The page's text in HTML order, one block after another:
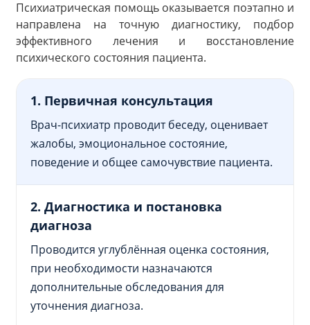
Психиатрическая помощь оказывается поэтапно и
направлена на точную диагностику, подбор
эффективного лечения и восстановление
психического состояния пациента.
1. Первичная консультация
Врач-психиатр проводит беседу, оценивает
жалобы, эмоциональное состояние,
поведение и общее самочувствие пациента.
2. Диагностика и постановка
диагноза
Проводится углублённая оценка состояния,
при необходимости назначаются
дополнительные обследования для
уточнения диагноза.